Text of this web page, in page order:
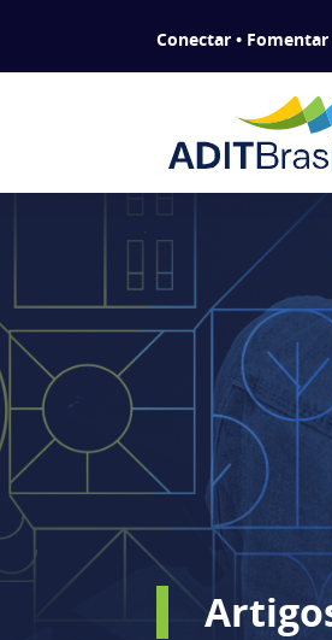
Conectar •